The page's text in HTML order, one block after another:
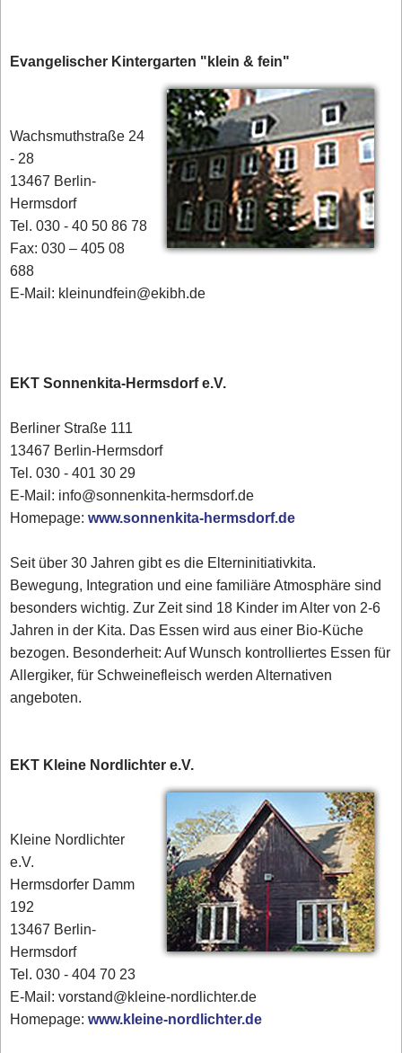
Evangelischer Kintergarten "klein & fein"
Wachsmuthstraße 24
- 28
13467 Berlin-
Hermsdorf
Tel. 030 - 40 50 86 78
Fax: 030 – 405 08
688
E-Mail: kleinundfein@ekibh.de
EKT Sonnenkita-Hermsdorf e.V.
Berliner Straße 111
13467 Berlin-Hermsdorf
Tel. 030 - 401 30 29
E-Mail: info@sonnenkita-hermsdorf.de
Homepage:www.sonnenkita-hermsdorf.de
Seit über 30 Jahren gibt es die Elterninitiativkita.
Bewegung, Integration und eine familiäre Atmosphäre sind
besonders wichtig. Zur Zeit sind 18 Kinder im Alter von 2-6
Jahren in der Kita. Das Essen wird aus einer Bio-Küche
bezogen. Besonderheit: Auf Wunsch kontrolliertes Essen für
Allergiker, für Schweinefleisch werden Alternativen
angeboten.
EKT Kleine Nordlichter e.V.
Kleine Nordlichter
e.V.
Hermsdorfer Damm
192
13467 Berlin-
Hermsdorf
Tel. 030 - 404 70 23
E-Mail: vorstand@kleine-nordlichter.de
Homepage:www.kleine-nordlichter.de